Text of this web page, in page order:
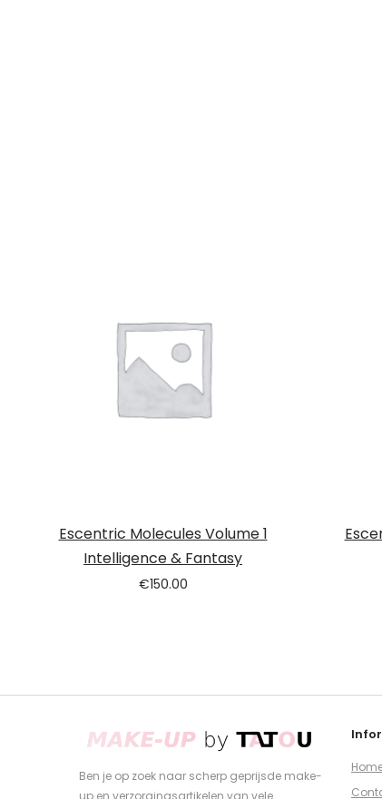
Escentric Molecules Volume 1
Intelligence & Fantasy
€150.00
Ben je op zoek naar scherp geprijsde make-
up en verzorgingsartikelen van vele